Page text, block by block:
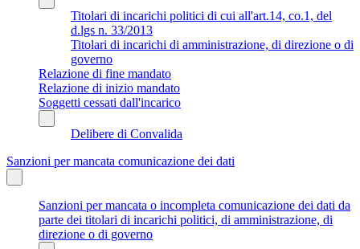
Titolari di incarichi politici di cui all'art.14, co.1, del
d.lgs n. 33/2013
Titolari di incarichi di amministrazione, di direzione o di
governo
Relazione di fine mandato
Relazione di inizio mandato
Soggetti cessati dall'incarico
Delibere di Convalida
Sanzioni per mancata comunicazione dei dati
Sanzioni per mancata o incompleta comunicazione dei dati da
parte dei titolari di incarichi politici, di amministrazione, di
direzione o di governo